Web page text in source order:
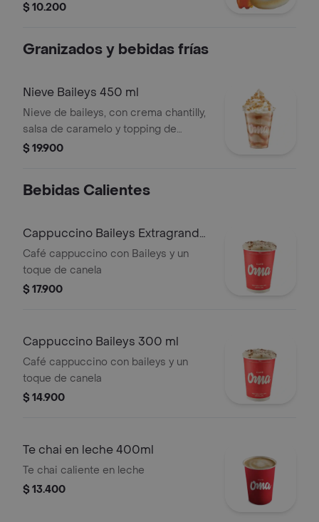
$ 10.200
Granizados y bebidas frías
Nieve Baileys 450 ml
Nieve de baileys, con crema chantilly,
salsa de caramelo y topping de
galleta
$ 19.900
Bebidas Calientes
Cappuccino Baileys Extragrande
400 ml
Café cappuccino con Baileys y un
toque de canela
$ 17.900
Cappuccino Baileys 300 ml
Café cappuccino con baileys y un
toque de canela
$ 14.900
Te chai en leche 400ml
Te chai caliente en leche
$ 13.400